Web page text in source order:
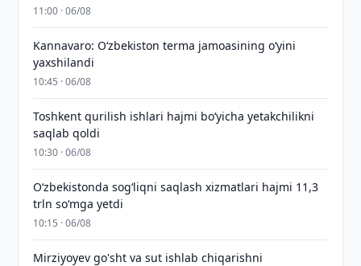
11:00 · 06/08
Kannavaro: O‘zbekiston terma jamoasining o‘yini
yaxshilandi
10:45 · 06/08
Toshkent qurilish ishlari hajmi bo‘yicha yetakchilikni
saqlab qoldi
10:30 · 06/08
O‘zbekistonda sog‘liqni saqlash xizmatlari hajmi 11,3
trln so‘mga yetdi
10:15 · 06/08
Mirziyoyev go'sht va sut ishlab chiqarishni